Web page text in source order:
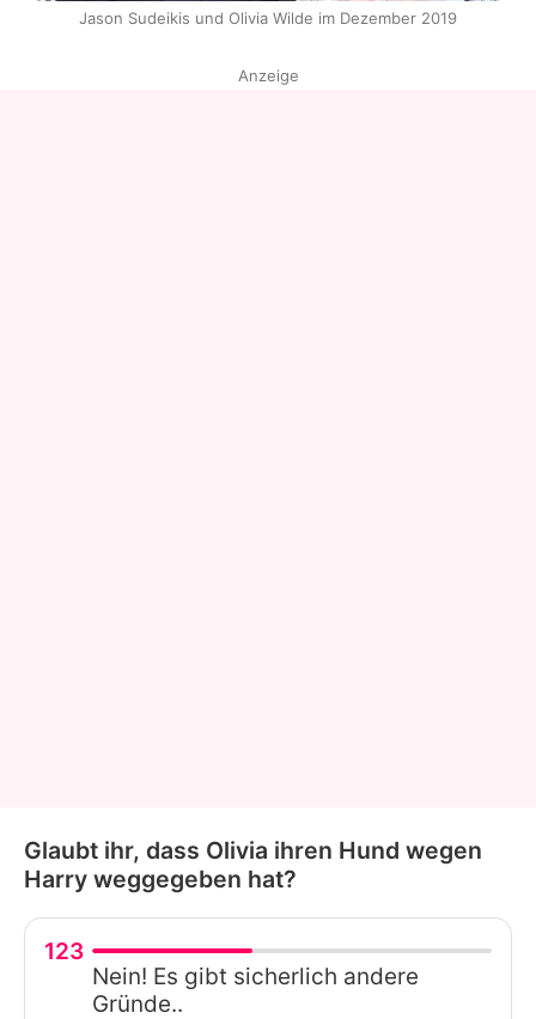
Jason Sudeikis und Olivia Wilde im Dezember 2019
Anzeige
Glaubt ihr, dass Olivia ihren Hund wegen
Harry weggegeben hat?
123
Nein! Es gibt sicherlich andere
Gründe..